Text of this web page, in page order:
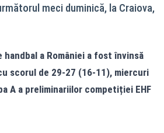
meci duminică, la Craiova,
handbal a României a fost învinsă
scorul de 29-27 (16-11), miercuri
A a preliminariilor competiției EHF